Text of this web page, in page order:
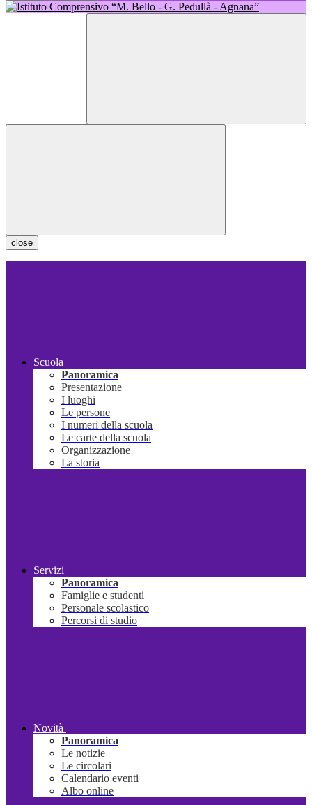
close
Scuola
Panoramica
Presentazione
I luoghi
Le persone
I numeri della scuola
Le carte della scuola
Organizzazione
La storia
Servizi
Panoramica
Famiglie e studenti
Personale scolastico
Percorsi di studio
Novità
Panoramica
Le notizie
Le circolari
Calendario eventi
Albo online